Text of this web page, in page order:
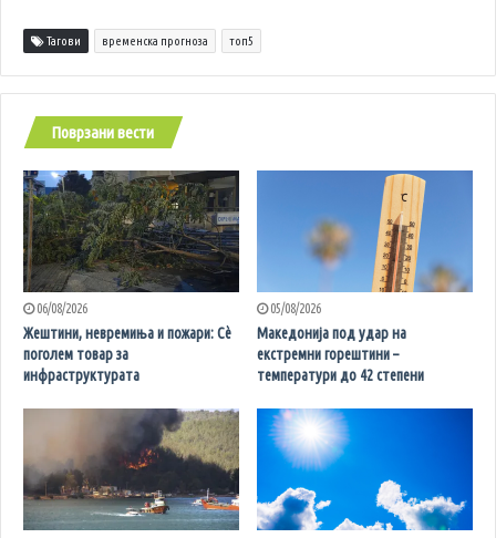
Тагови временска прогноза топ5
Поврзани вести
06/08/2026
Жештини, невремиња и пожари: Сè
поголем товар за
инфраструктурата
05/08/2026
Македонија под удар на
екстремни горештини –
температури до 42 степени